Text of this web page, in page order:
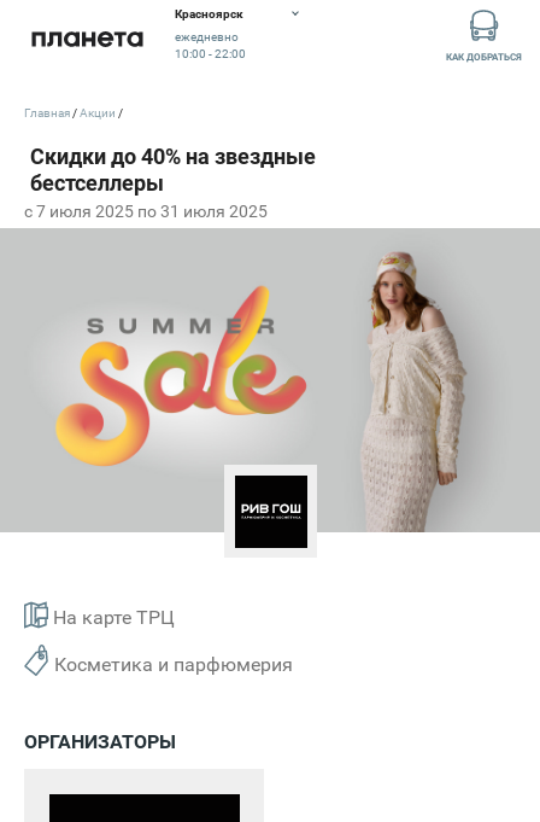
Красноярск
ежедневно
10:00 - 22:00
КАК ДОБРАТЬСЯ
c 7 июля 2025 по 31 июля 2025
На карте ТРЦ
Косметика и парфюмерия
Главная Акции
ОРГАНИЗАТОРЫ